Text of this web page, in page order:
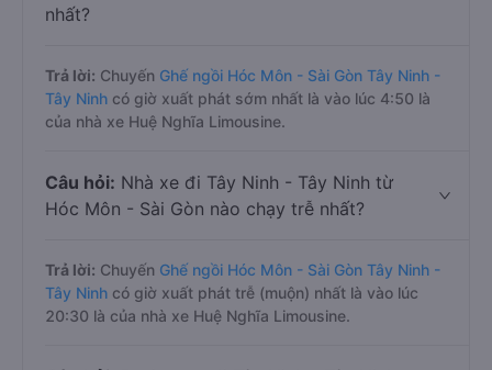
nhất?
Trả lời: Chuyến Ghế ngồi Hóc Môn - Sài Gòn Tây Ninh -
Tây Ninh có giờ xuất phát sớm nhất là vào lúc 4:50 là
của nhà xe Huệ Nghĩa Limousine.
Câu hỏi: Nhà xe đi Tây Ninh - Tây Ninh từ
Hóc Môn - Sài Gòn nào chạy trễ nhất?
Trả lời: Chuyến Ghế ngồi Hóc Môn - Sài Gòn Tây Ninh -
Tây Ninh có giờ xuất phát trễ (muộn) nhất là vào lúc
20:30 là của nhà xe Huệ Nghĩa Limousine.